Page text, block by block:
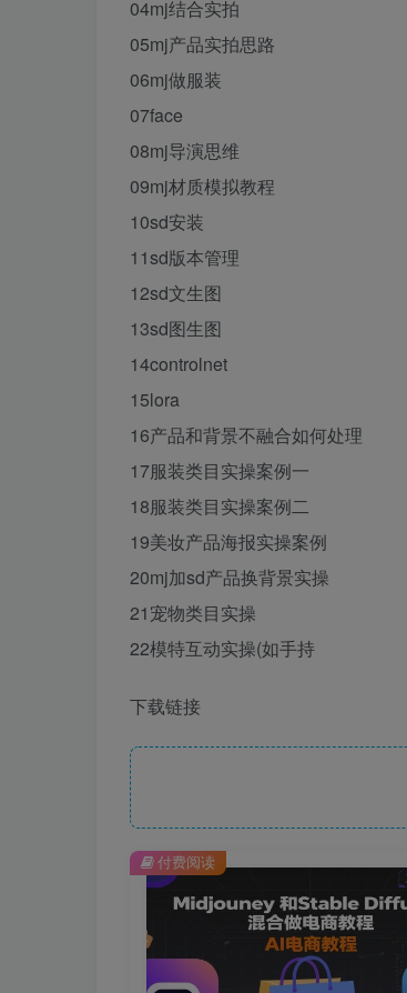
04mj结合实拍
05mj产品实拍思路
06mj做服装
07face
08mj导演思维
09mj材质模拟教程
10sd安装
11sd版本管理
12sd文生图
13sd图生图
14controlnet
15lora
16产品和背景不融合如何处理
17服装类目实操案例一
18服装类目实操案例二
19美妆产品海报实操案例
20mj加sd产品换背景实操
21宠物类目实操
22模特互动实操(如手持
下载链接
付费阅读